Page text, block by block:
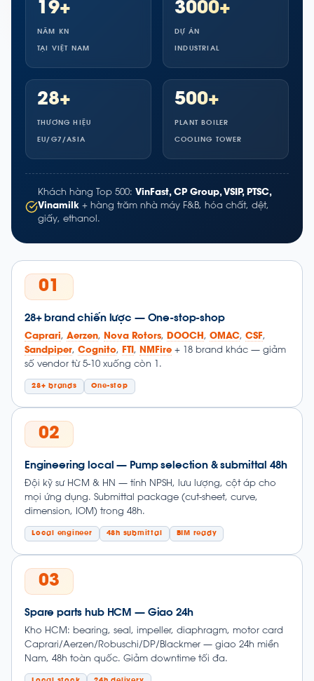
19+
NĂM KN
TẠI VIỆT NAM
3000+
DỰ ÁN
INDUSTRIAL
28+
THƯƠNG HIỆU
EU/G7/ASIA
500+
PLANT BOILER
COOLING TOWER
Khách hàng Top 500: VinFast, CP Group, VSIP, PTSC,
Vinamilk + hàng trăm nhà máy F&B, hóa chất, dệt,
giấy, ethanol.
01
28+ brand chiến lược — One-stop-shop
Caprari, Aerzen, Nova Rotors, DOOCH , OMAC, CSF,
Sandpiper, Cognito, FTI , NMFire + 18 brand khác — giảm
số vendor từ 5-10 xuống còn 1.
28+ brands One-stop
02
Engineering local — Pump selection & submittal 48h
Đội kỹ sư HCM & HN — tính NPSH, lưu lượng, cột áp cho
mọi ứng dụng. Submittal package (cut-sheet, curve,
dimension, IOM) trong 48h.
Local engineer 48h submittal BIM ready
03
Spare parts hub HCM — Giao 24h
Kho HCM: bearing, seal, impeller, diaphragm, motor card
Caprari/Aerzen/Robuschi/DP/Blackmer — giao 24h miền
Nam, 48h toàn quốc. Giảm downtime tối đa.